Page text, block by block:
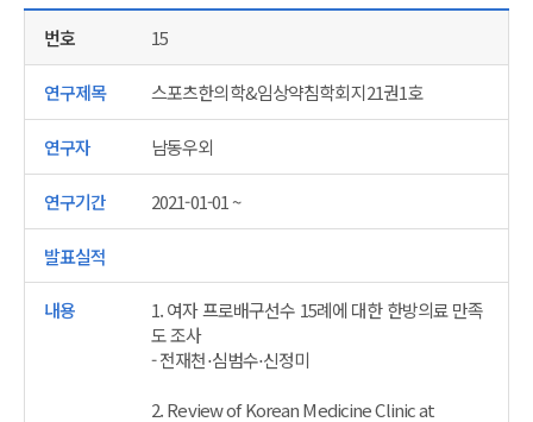
15
스포츠한의학&임상약침학회지21권1호
남동우외
2021-01-01 ~
1. 여자 프로배구선수 15례에 대한 한방의료 만족
도 조사
- 전재천⋅심범수⋅신정미
2. Review of Korean Medicine Clinic at